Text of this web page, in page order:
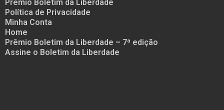
Prêmio Boletim da Liberdade
Política de Privacidade
Minha Conta
Home
Prêmio Boletim da Liberdade – 7ª edição
Assine o Boletim da Liberdade